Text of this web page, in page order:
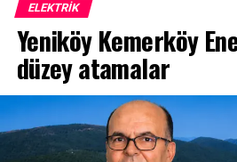
ELEKTRİK
Yeniköy Kemerköy
düzey atamalar